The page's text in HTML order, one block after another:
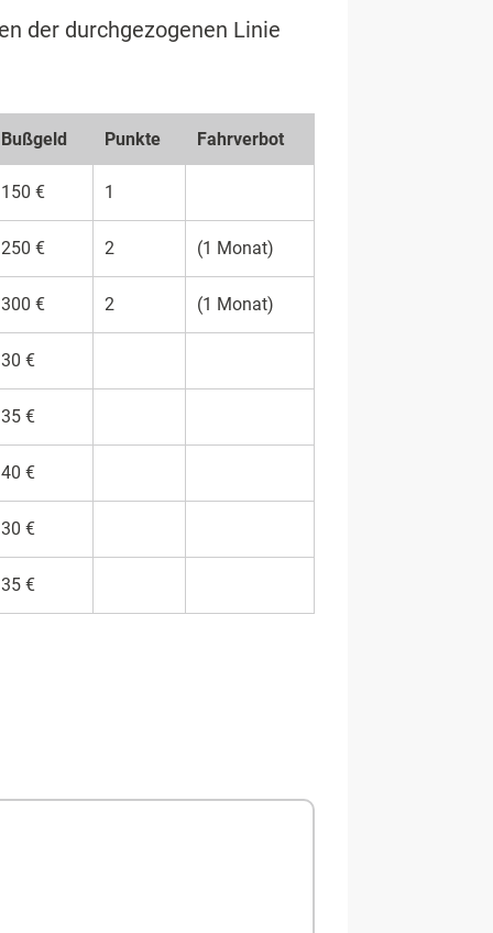
der durchgezogenen Linie
Buß­geld Punk­te Fahrverbot
150 € 1
250 € 2 (1 Monat)
300 € 2 (1 Monat)
30 €
35 €
40 €
30 €
35 €